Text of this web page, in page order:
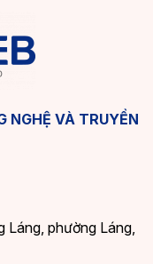
NGHỆ VÀ TRUYỀN
phường Láng,